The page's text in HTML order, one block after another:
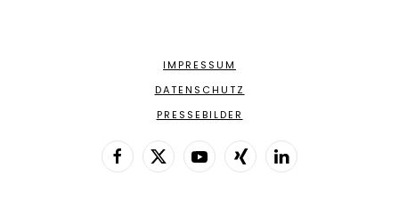
IMPRESSUM
DATENSCHUTZ
PRESSEBILDER